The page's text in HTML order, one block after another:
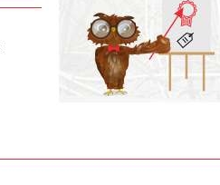
kolorowe,
opona
F.jpg